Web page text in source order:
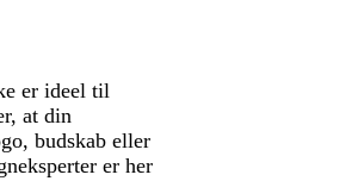
er ideel til
at din
budskab eller
er her